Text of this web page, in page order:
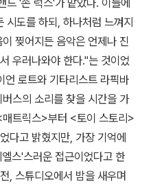
드 '손 럭스'가 맡았다. 이들에
도를 하되, 하나처럼 느껴지
찢어지든 음악은 언제나 진
우러나와야 한다."는 것이었
언 로트와 기타리스트 라픽바
스의 소리를 찾을 시간을 가
트릭스>부터 <토이 스토리>
다고 밝혔지만, 가장 기억에
스'스러운 접근이었다고 한
, 스튜디오에서 밤을 새우며